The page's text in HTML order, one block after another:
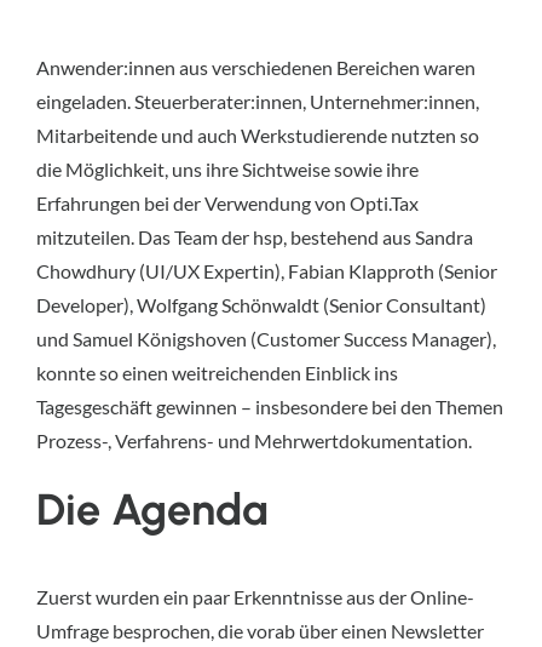
Anwender:innen aus verschiedenen Bereichen waren
eingeladen. Steuerberater:innen, Unternehmer:innen,
Mitarbeitende und auch Werkstudierende nutzten so
die Möglichkeit, uns ihre Sichtweise sowie ihre
Erfahrungen bei der Verwendung von Opti.Tax
mitzuteilen. Das Team der hsp, bestehend aus Sandra
Chowdhury (UI/UX Expertin), Fabian Klapproth (Senior
Developer), Wolfgang Schönwaldt (Senior Consultant)
und Samuel Königshoven (Customer Success Manager),
konnte so einen weitreichenden Einblick ins
Tagesgeschäft gewinnen – insbesondere bei den Themen
Prozess-, Verfahrens- und Mehrwertdokumentation.
Die Agenda
Zuerst wurden ein paar Erkenntnisse aus der Online-
Umfrage besprochen, die vorab über einen Newsletter